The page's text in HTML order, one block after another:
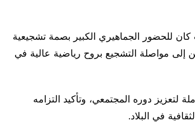
للحضور الجماهيري الكبير بصمة تشجيعية
إلى مواصلة التشجيع بروح رياضية عالية في
لتعزيز دوره المجتمعي، وتأكيد التزامه
في البلاد.